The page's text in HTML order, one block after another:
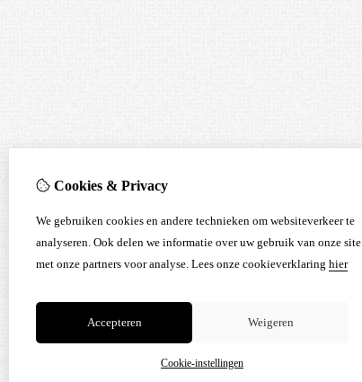
Cookies & Privacy
We gebruiken cookies en andere technieken om websiteverkeer te
analyseren. Ook delen we informatie over uw gebruik van onze site
met onze partners voor analyse. Lees onze cookieverklaring hier
Accepteren Weigeren
Cookie-instellingen